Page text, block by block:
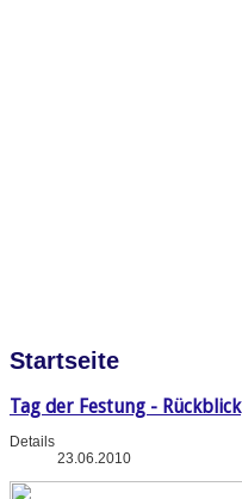
Startseite
Tag der Festung - Rückblick
Details
23.06.2010